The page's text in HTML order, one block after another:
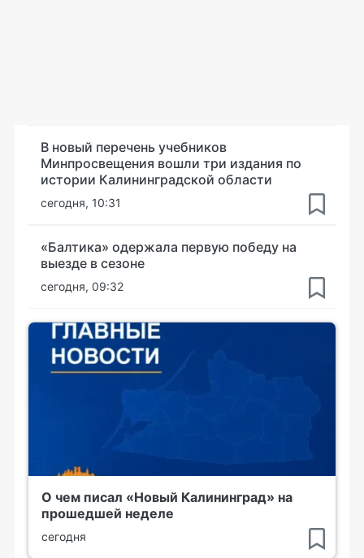
В новый перечень учебников
Минпросвещения вошли три издания по
истории Калининградской области
сегодня, 10:31
«Балтика» одержала первую победу на
выезде в сезоне
сегодня, 09:32
О чем писал «Новый Калининград» на
прошедшей неделе
сегодня